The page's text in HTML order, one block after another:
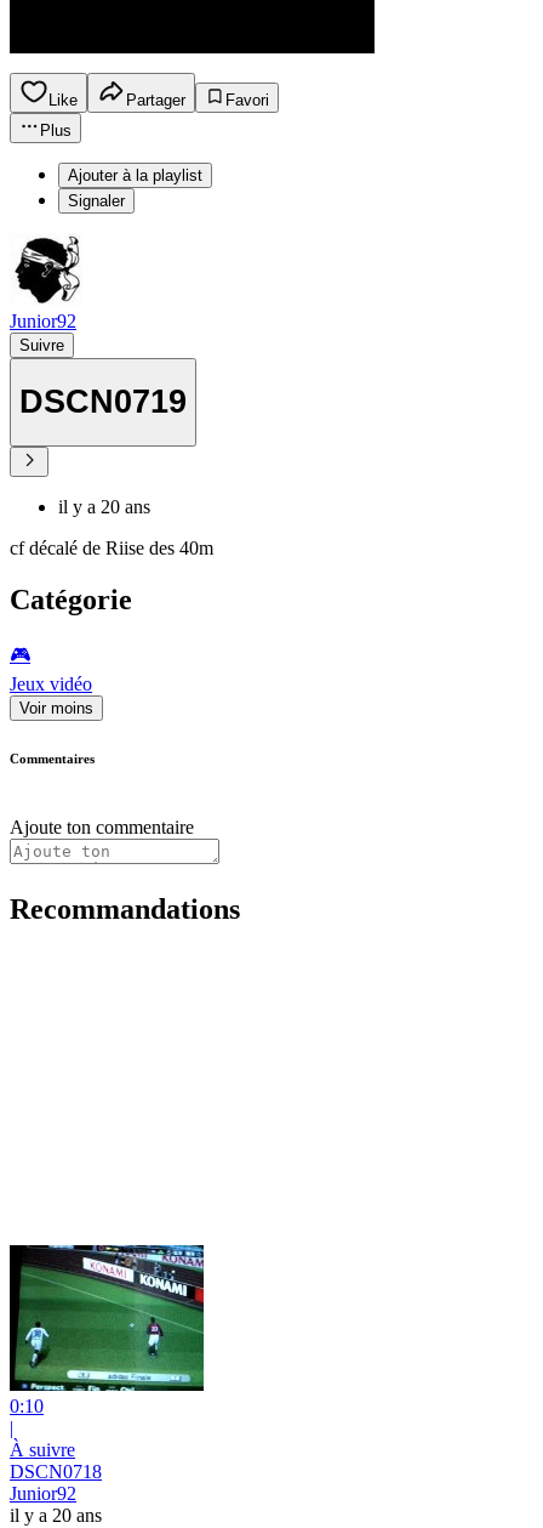
Like Partager
Favori
Plus
Ajouter à la playlist
Signaler
Junior92
Suivre
DSCN0719
il y a 20 ans
cf décalé de Riise des 40m
Catégorie
🎮️
Jeux vidéo
Voir moins
Commentaires
Ajoute ton commentaire
Recommandations
0:10
|
À suivre
DSCN0718
Junior92
il y a 20 ans